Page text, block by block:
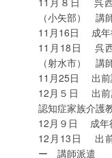
（小矢部） 講
11月16日 成年
11月18日 呉西
（射水市） 講
11月25日 出前
12月５日 出前
認知症家族介
12月９日 成年
12月13日 出
ー 講師派遣